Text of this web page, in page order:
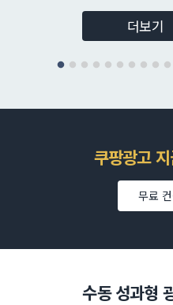
더보기
쿠팡광고
무료
수동 성과형